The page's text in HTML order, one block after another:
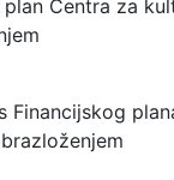
plan Centra za
Financijskog